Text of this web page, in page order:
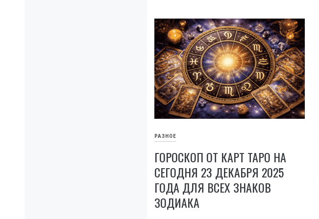
РАЗНОЕ
ГОРОСКОП ОТ КАРТ ТАРО НА
СЕГОДНЯ 23 ДЕКАБРЯ 2025
ГОДА ДЛЯ ВСЕХ ЗНАКОВ
ЗОДИАКА